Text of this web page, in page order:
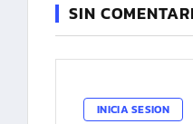
SIN
INICIA SESION